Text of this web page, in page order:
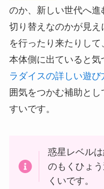
のか、新しい世代へ
切り替えなのかが見
を行ったり来たりし
本体側に出ていると気
ラダイスの詳しい遊び
囲気をつかむ補助と
すいです。
惑星レベル
のもくひょ
くいです。